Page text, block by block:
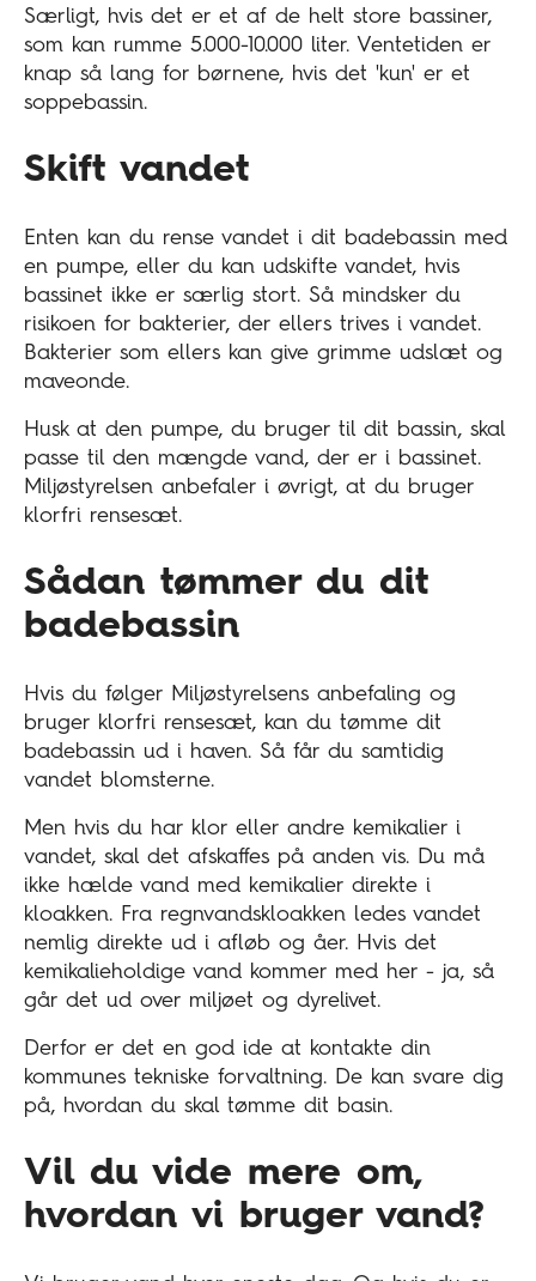
Særligt, hvis det er et af de helt store bassiner,
som kan rumme 5.000-10.000 liter. Ventetiden er
knap så lang for børnene, hvis det 'kun' er et
soppebassin.
Skift vandet
Enten kan du rense vandet i dit badebassin med
en pumpe, eller du kan udskifte vandet, hvis
bassinet ikke er særlig stort. Så mindsker du
risikoen for bakterier, der ellers trives i vandet.
Bakterier som ellers kan give grimme udslæt og
maveonde.
Husk at den pumpe, du bruger til dit bassin, skal
passe til den mængde vand, der er i bassinet.
Miljøstyrelsen anbefaler i øvrigt, at du bruger
klorfri rensesæt.
Sådan tømmer du dit
badebassin
Hvis du følger Miljøstyrelsens anbefaling og
bruger klorfri rensesæt, kan du tømme dit
badebassin ud i haven. Så får du samtidig
vandet blomsterne.
Men hvis du har klor eller andre kemikalier i
vandet, skal det afskaffes på anden vis. Du må
ikke hælde vand med kemikalier direkte i
kloakken. Fra regnvandskloakken ledes vandet
nemlig direkte ud i afløb og åer. Hvis det
kemikalieholdige vand kommer med her - ja, så
går det ud over miljøet og dyrelivet.
Derfor er det en god ide at kontakte din
kommunes tekniske forvaltning. De kan svare dig
på, hvordan du skal tømme dit basin.
Vil du vide mere om,
hvordan vi bruger vand?